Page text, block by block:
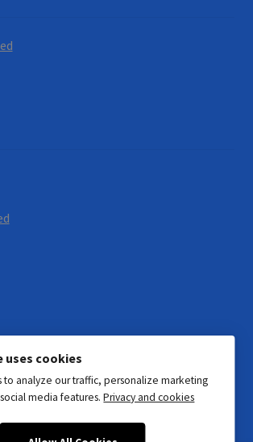
2026
Erstellt mit WooCommerce
uses cookies
to analyze our traffic, personalize marketing
media features.Privacy and cookies